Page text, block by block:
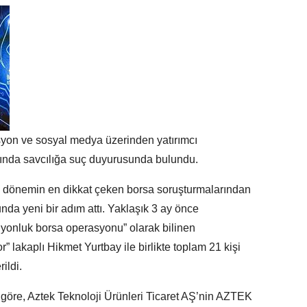
ve sosyal medya üzerinden yatırımcı
savcılığa suç duyurusunda bulundu.
en dikkat çeken borsa soruşturmalarından
yeni bir adım attı. Yaklaşık 3 ay önce
borsa operasyonu” olarak bilinen
lakaplı Hikmet Yurtbay ile birlikte toplam 21 kişi
Aztek Teknoloji Ürünleri Ticaret AŞ’nin AZTEK